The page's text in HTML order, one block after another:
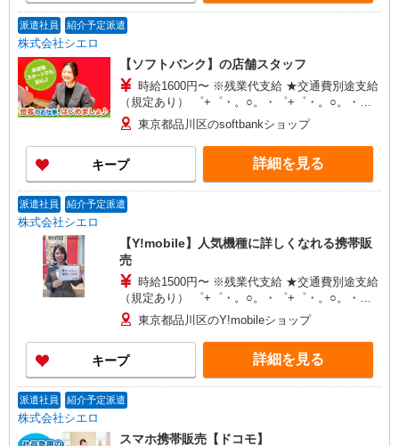
派遣社員 紹介予定派遣
株式会社シエロ
【ソフトバンク】の店舗スタッフ
時給1600円〜 ※残業代支給 ★交通費別途支給
（規定あり） ゜+゜・。○。・゜+゜・。○。・゜
+゜ 入社祝い金10万円支給(規定有) お友達を紹介
頂くと, インセンティブ支給(規定有) ★月2回払
い・週払い可能（規程有）★ ゜・。○。・゜
+゜・。○。・゜+゜
東京都品川区のsoftbankショップ
キープ 詳細を見る
派遣社員 紹介予定派遣
株式会社シエロ
【Y!mobile】人気機種に詳しくなれる携帯販
売
時給1500円〜 ※残業代支給 ★交通費別途支給
（規定あり） ゜+゜・。○。・゜+゜・。○。・゜
+゜ 入社祝い金10万円支給(規定有) お友達を紹介
頂くと, インセンティブ支給(規定有) ★月2回払
い・週払い可能（規程有）★ ゜・。○。・゜
+゜・。○。・゜+゜
東京都品川区のY!mobileショップ
キープ 詳細を見る
派遣社員 紹介予定派遣
株式会社シエロ
スマホ携帯販売【ドコモ】